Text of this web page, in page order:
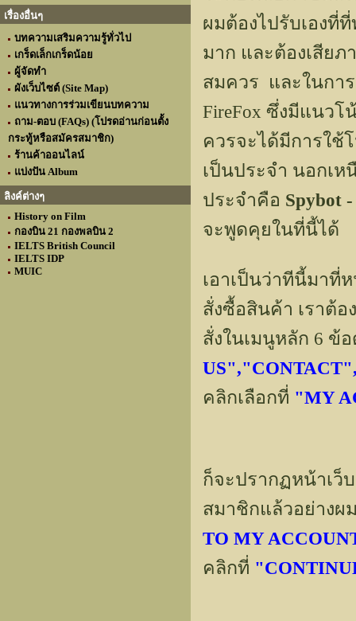
เรื่องอื่นๆ
บทความเสริมความรู้ทั่วไป
เกร็ดเล็กเกร็ดน้อย
ผู้จัดทำ
ผังเว็บไซต์ (Site Map)
แนวทางการร่วมเขียนบทความ
ถาม-ตอบ (FAQs) (โปรดอ่านก่อนตั้ง
กระทู้หรือสมัครสมาชิก)
ร้านค้าออนไลน์
แบ่งปัน Album
ลิงค์ต่างๆ
History on Film
กองบิน 21 กองพลบิน 2
IELTS British Council
IELTS IDP
MUIC
ผมต้องไปรับเองที่
มาก และต้องเสียภ
สมควร และในกา
FireFox ซึ่งมีแนวโ
ควรจะได้มีการใช้
เป็นประจำ นอกเ
ประจำคือ Spybot
จะพูดคุยในที่นี้ได้
เอาเป็นว่าทีนี้มาที่
สั่งซื้อสินค้า เราต้
สั่งในเมนูหลัก 6 ข้
คลิกเลือกที่ "MY
ก็จะปรากฏหน้าเว็
สมาชิกแล้วอย่างผ
TO MY
คลิกที่